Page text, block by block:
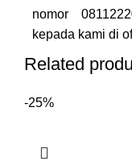
nomor
kepada kami di
Related
-25%